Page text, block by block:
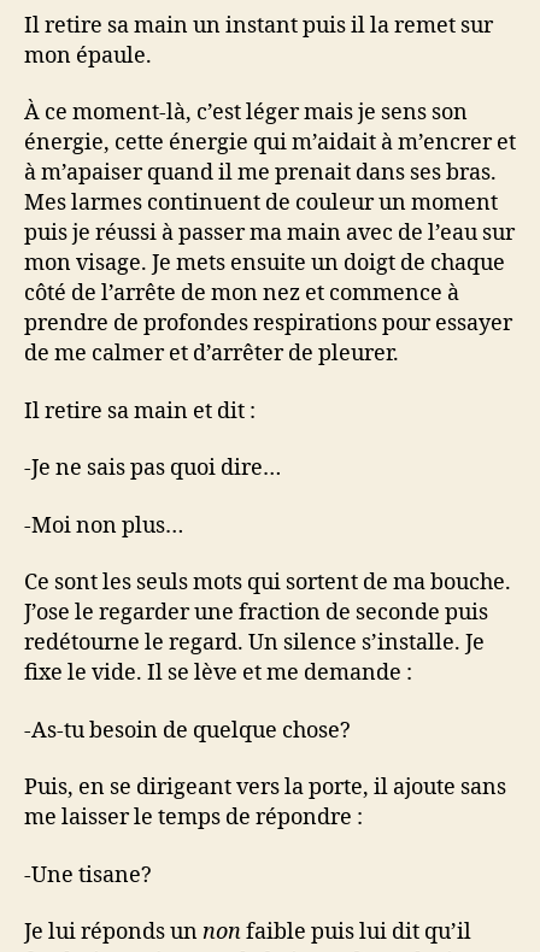
Il retire sa main un instant puis il la remet sur
mon épaule.
À ce moment-là, c’est léger mais je sens son
énergie, cette énergie qui m’aidait à m’encrer et
à m’apaiser quand il me prenait dans ses bras.
Mes larmes continuent de couleur un moment
puis je réussi à passer ma main avec de l’eau sur
mon visage. Je mets ensuite un doigt de chaque
côté de l’arrête de mon nez et commence à
prendre de profondes respirations pour essayer
de me calmer et d’arrêter de pleurer.
Il retire sa main et dit :
-Je ne sais pas quoi dire…
-Moi non plus…
Ce sont les seuls mots qui sortent de ma bouche.
J’ose le regarder une fraction de seconde puis
redétourne le regard. Un silence s’installe. Je
fixe le vide. Il se lève et me demande :
-As-tu besoin de quelque chose?
Puis, en se dirigeant vers la porte, il ajoute sans
me laisser le temps de répondre :
-Une tisane?
Je lui réponds unnonfaible puis lui dit qu’il